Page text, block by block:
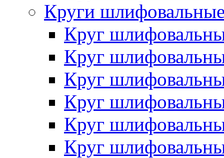
Круги
Круг
Круг
Круг
Круг
Круг
Круг